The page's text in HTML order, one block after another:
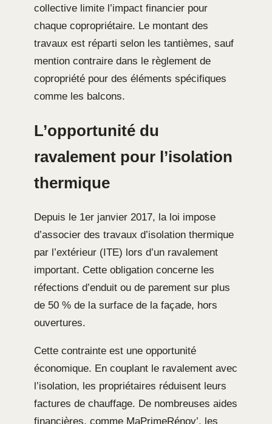
collective limite l’impact financier pour
chaque copropriétaire. Le montant des
travaux est réparti selon les tantièmes, sauf
mention contraire dans le règlement de
copropriété pour des éléments spécifiques
comme les balcons.
L’opportunité du
ravalement pour l’isolation
thermique
Depuis le 1er janvier 2017, la loi impose
d’associer des travaux d’isolation thermique
par l’extérieur (ITE) lors d’un ravalement
important. Cette obligation concerne les
réfections d’enduit ou de parement sur plus
de 50 % de la surface de la façade, hors
ouvertures.
Cette contrainte est une opportunité
économique. En couplant le ravalement avec
l’isolation, les propriétaires réduisent leurs
factures de chauffage. De nombreuses aides
financières, comme MaPrimeRénov’, les